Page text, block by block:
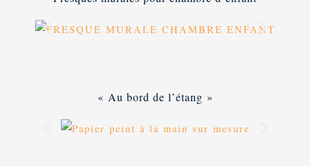
« Au bord de l’étang »